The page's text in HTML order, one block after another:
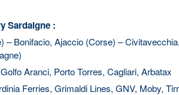
Sardaigne :
– Bonifacio, Ajaccio (Corse) –
Aranci, Porto Torres, Cagliari, Arbatax
Ferries, Grimaldi Lines, GNV, Moby,